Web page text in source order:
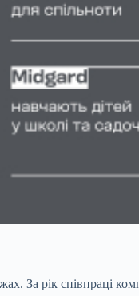
За рік співпраці